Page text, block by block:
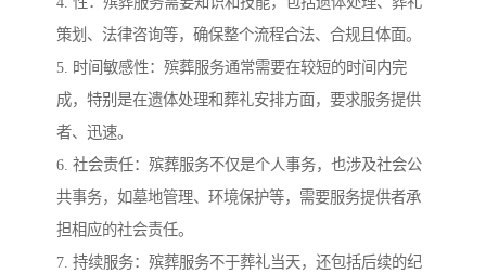
策划、法律咨询等，确保整个流程合法、合规且体面。
5. 时间敏感性：殡葬服务通常需要在较短的时间内完
成，特别是在遗体处理和葬礼安排方面，要求服务提供
者、迅速。
6. 社会责任：殡葬服务不仅是个人事务，也涉及社会公
共事务，如墓地管理、环境保护等，需要服务提供者承
担相应的社会责任。
7. 持续服务：殡葬服务不于葬礼当天，还包括后续的纪